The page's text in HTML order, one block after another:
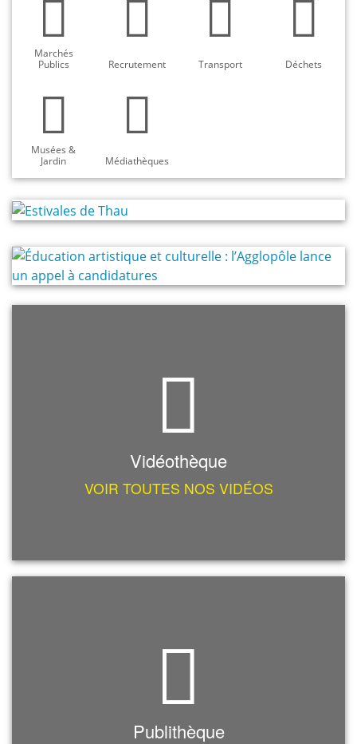
Marchés
Publics
Recrutement Transport Déchets
Musées &
Jardin
Médiathèques
Vidéothèque
VOIR TOUTES NOS VIDÉOS
Publithèque